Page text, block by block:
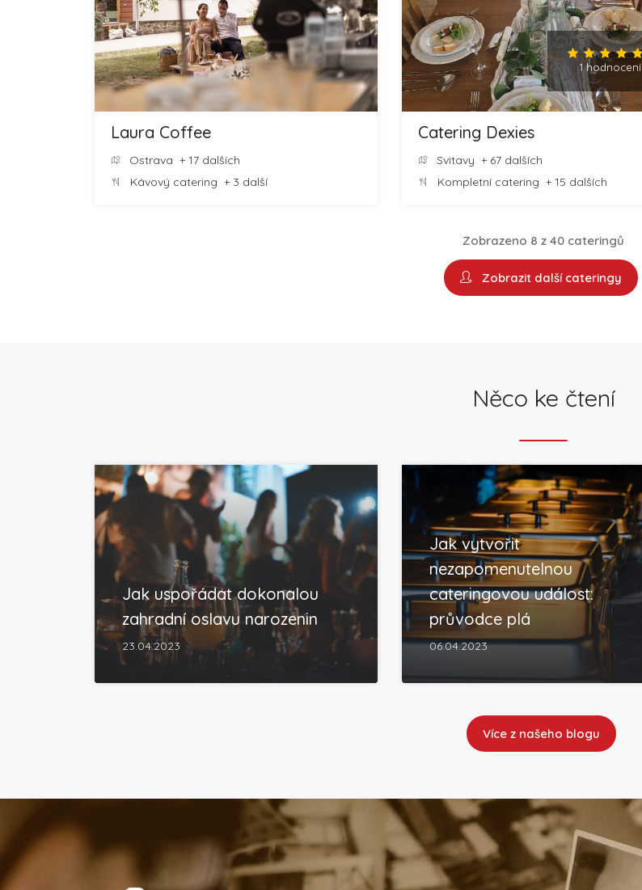
Laura Coffee
Ostrava + 17 dalších
Kávový catering + 3 další
1 hodnocení
Catering Dexies
Svitavy + 67 dalších
Kompletní catering + 15 dalších
Zobrazeno 8 z 40 cateringů
Zobrazit další cateringy
Něco ke čtení
Jak uspořádat dokonalou
zahradní oslavu narozenin
23.04.2023
Jak vytvořit
nezapomenutelnou
cateringovou událost:
průvodce plá
06.04.2023
Více z našeho blogu